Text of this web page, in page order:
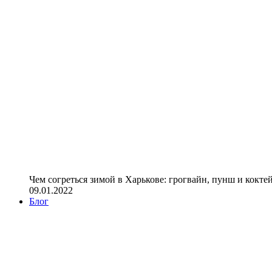
Чем согреться зимой в Харькове: грогвайн, пунш и
09.01.2022
Блог